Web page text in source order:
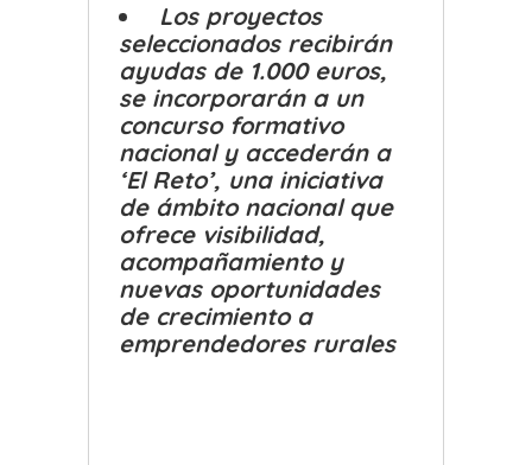
Los proyectos
seleccionados recibirán
ayudas de 1.000 euros,
se incorporarán a un
concurso formativo
nacional y accederán a
‘El Reto’, una iniciativa
de ámbito nacional que
ofrece visibilidad,
acompañamiento y
nuevas oportunidades
de crecimiento a
emprendedores rurales